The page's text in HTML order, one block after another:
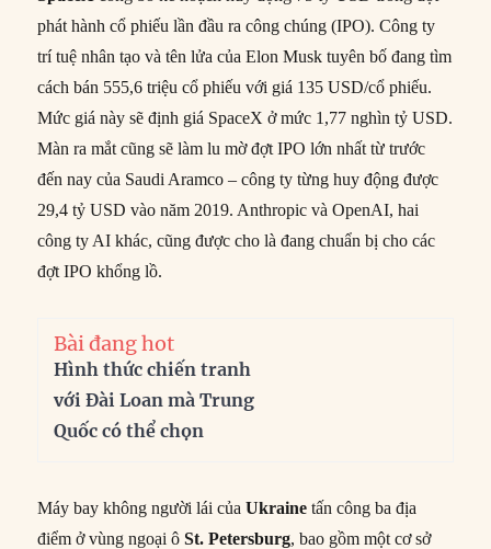
phát hành cổ phiếu lần đầu ra công chúng (IPO). Công ty
trí tuệ nhân tạo và tên lửa của Elon Musk tuyên bố đang tìm
cách bán 555,6 triệu cổ phiếu với giá 135 USD/cổ phiếu.
Mức giá này sẽ định giá SpaceX ở mức 1,77 nghìn tỷ USD.
Màn ra mắt cũng sẽ làm lu mờ đợt IPO lớn nhất từ trước
đến nay của Saudi Aramco – công ty từng huy động được
29,4 tỷ USD vào năm 2019. Anthropic và OpenAI, hai
công ty AI khác, cũng được cho là đang chuẩn bị cho các
đợt IPO khổng lồ.
Bài đang hot
Hình thức chiến tranh
với Đài Loan mà Trung
Quốc có thể chọn
Máy bay không người lái củaUkraine tấn công ba địa
điểm ở vùng ngoại ôSt. Petersburg, bao gồm một cơ sở